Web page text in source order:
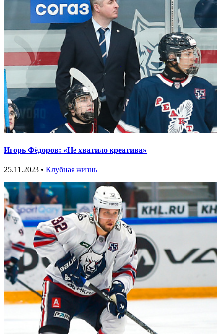
Игорь Фёдоров: «Не хватило креатива»
25.11.2023 • Клубная жизнь